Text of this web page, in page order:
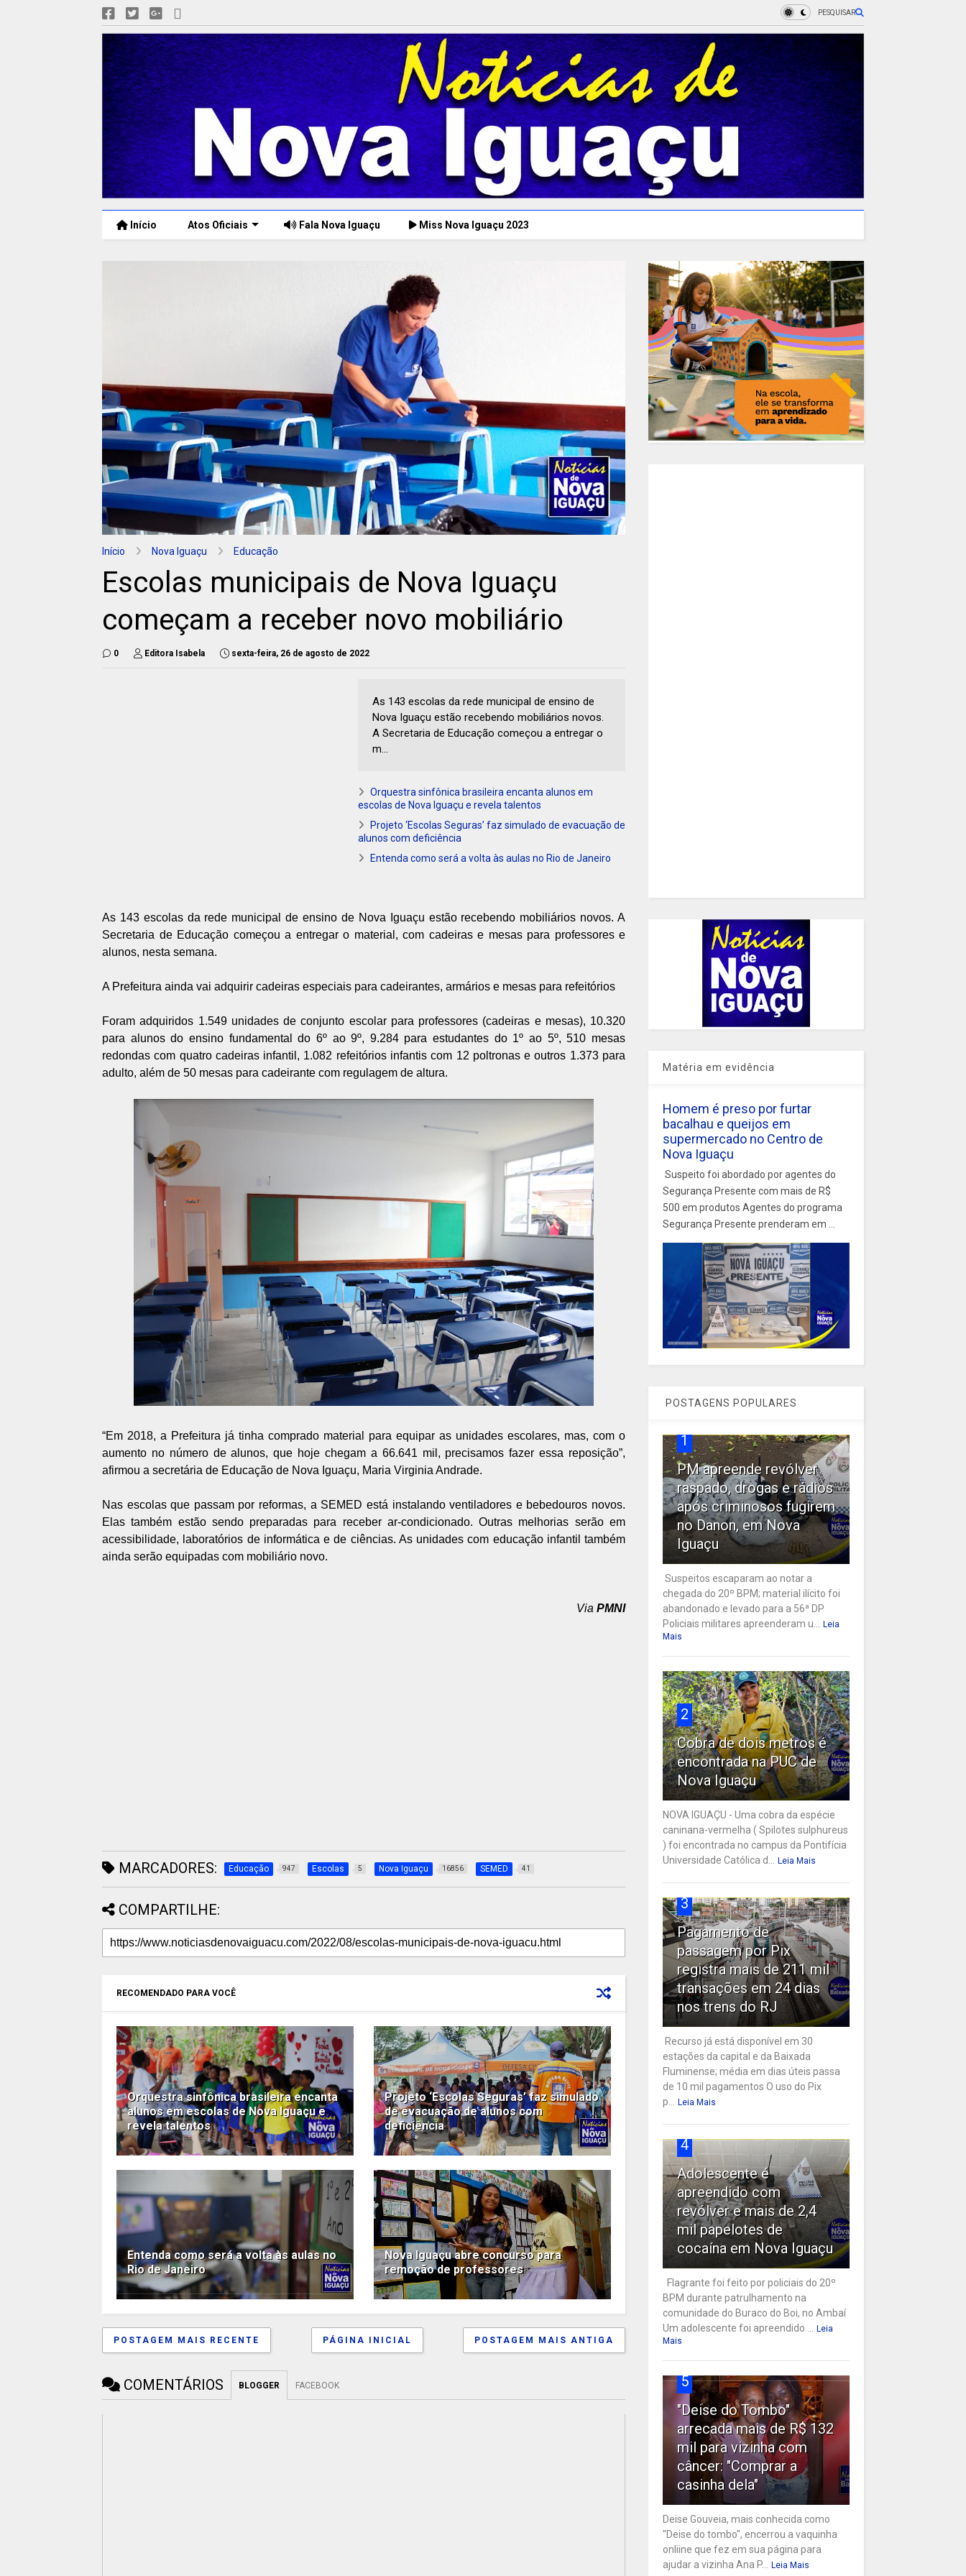
PESQUISAR
Início Atos Oficiais Fala Nova Iguaçu Miss Nova Iguaçu 2023
Início Nova Iguaçu Educação
Escolas municipais de Nova Iguaçu
começam a receber novo mobiliário
0 Editora Isabela sexta-feira, 26 de agosto de 2022
As 143 escolas da rede municipal de ensino de
Nova Iguaçu estão recebendo mobiliários novos.
A Secretaria de Educação começou a entregar o
m...
Orquestra sinfônica brasileira encanta alunos em
escolas de Nova Iguaçu e revela talentos
Projeto ‘Escolas Seguras’ faz simulado de evacuação de
alunos com deficiência
Entenda como será a volta às aulas no Rio de Janeiro
As 143 escolas da rede municipal de ensino de Nova Iguaçu estão recebendo mobiliários novos. A
Secretaria de Educação começou a entregar o material, com cadeiras e mesas para professores e
alunos, nesta semana.
A Prefeitura ainda vai adquirir cadeiras especiais para cadeirantes, armários e mesas para refeitórios
Foram adquiridos 1.549 unidades de conjunto escolar para professores (cadeiras e mesas), 10.320
para alunos do ensino fundamental do 6º ao 9º, 9.284 para estudantes do 1º ao 5º, 510 mesas
redondas com quatro cadeiras infantil, 1.082 refeitórios infantis com 12 poltronas e outros 1.373 para
adulto, além de 50 mesas para cadeirante com regulagem de altura.
“Em 2018, a Prefeitura já tinha comprado material para equipar as unidades escolares, mas, com o
aumento no número de alunos, que hoje chegam a 66.641 mil, precisamos fazer essa reposição”,
afirmou a secretária de Educação de Nova Iguaçu, Maria Virginia Andrade.
Nas escolas que passam por reformas, a SEMED está instalando ventiladores e bebedouros novos.
Elas também estão sendo preparadas para receber ar-condicionado. Outras melhorias serão em
acessibilidade, laboratórios de informática e de ciências. As unidades com educação infantil também
ainda serão equipadas com mobiliário novo.
Via PMNI
MARCADORES: Educação 947 Escolas 5 Nova Iguaçu 16856 SEMED 41
COMPARTILHE:
RECOMENDADO PARA VOCÊ
Orquestra sinfônica brasileira encanta
alunos em escolas de Nova Iguaçu e
revela talentos
Projeto ‘Escolas Seguras’ faz simulado
de evacuação de alunos com
deficiência
Entenda como será a volta às aulas no
Rio de Janeiro
Nova Iguaçu abre concurso para
remoção de professores
POSTAGEM MAIS RECENTE POSTAGEM MAIS ANTIGA
PÁGINA INICIAL
COMENTÁRIOS BLOGGER FACEBOOK
Matéria em evidência
Homem é preso por furtar
bacalhau e queijos em
supermercado no Centro de
Nova Iguaçu
Suspeito foi abordado por agentes do
Segurança Presente com mais de R$
500 em produtos Agentes do programa
Segurança Presente prenderam em ...
POSTAGENS POPULARES
1
PM apreende revólver
raspado, drogas e rádios
após criminosos fugirem
no Danon, em Nova
Iguaçu
Suspeitos escaparam ao notar a
chegada do 20º BPM; material ilícito foi
abandonado e levado para a 56ª DP
Policiais militares apreenderam u...
Leia
Mais
2
Cobra de dois metros é
encontrada na PUC de
Nova Iguaçu
NOVA IGUAÇU - Uma cobra da espécie
caninana-vermelha ( Spilotes sulphureus
) foi encontrada no campus da Pontifícia
Universidade Católica d...
Leia Mais
3
Pagamento de
passagem por Pix
registra mais de 211 mil
transações em 24 dias
nos trens do RJ
Recurso já está disponível em 30
estações da capital e da Baixada
Fluminense; média em dias úteis passa
de 10 mil pagamentos O uso do Pix
p...
Leia Mais
4
Adolescente é
apreendido com
revólver e mais de 2,4
mil papelotes de
cocaína em Nova Iguaçu
Flagrante foi feito por policiais do 20º
BPM durante patrulhamento na
comunidade do Buraco do Boi, no Ambaí
Um adolescente foi apreendido ...
Leia
Mais
5
"Deise do Tombo"
arrecada mais de R$ 132
mil para vizinha com
câncer: "Comprar a
casinha dela"
Deise Gouveia, mais conhecida como
"Deise do tombo", encerrou a vaquinha
onliine que fez em sua página para
ajudar a vizinha Ana P...
Leia Mais